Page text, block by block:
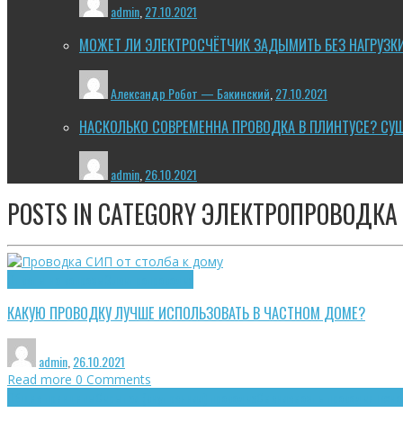
admin 27.10.2021
МОЖЕТ ЛИ ЭЛЕКТРОСЧЁТЧИК ЗАДЫМИТЬ БЕЗ
Александр Робот — Бакинский 27.10.2021
НАСКОЛЬКО СОВРЕМЕННА ПРОВОДКА В ПЛИНТУСЕ?
admin,26.10.2021
POSTS IN CATEGORYЭЛЕКТРОПРОВОДКА
КАКУЮ ПРОВОДКУ ЛУЧШЕ ИСПОЛЬЗОВАТЬ В ЧАСТНОМ ДОМЕ?
admin 26.10.2021
Read more 0 Comments